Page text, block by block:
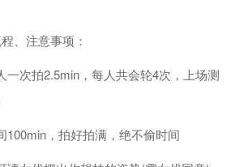
、注意事项：
一次拍2.5min，每人共会轮4次，上场测
100min，拍好拍满，绝不偷时间